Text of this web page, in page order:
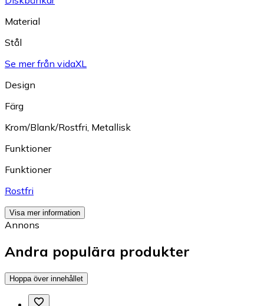
Material
Stål
Se mer från vidaXL
Design
Färg
Krom/Blank/Rostfri Metallisk
Funktioner
Funktioner
Rostfri
Visa mer information
Annons
Andra populära produkter
Hoppa över innehållet